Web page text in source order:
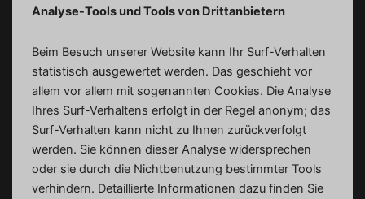
Analyse-Tools und Tools von Drittanbietern
Beim Besuch unserer Website kann Ihr Surf-Verhalten
statistisch ausgewertet werden. Das geschieht vor
allem vor allem mit sogenannten Cookies. Die Analyse
Ihres Surf-Verhaltens erfolgt in der Regel anonym; das
Surf-Verhalten kann nicht zu Ihnen zurückverfolgt
werden. Sie können dieser Analyse widersprechen
oder sie durch die Nichtbenutzung bestimmter Tools
verhindern. Detaillierte Informationen dazu finden Sie